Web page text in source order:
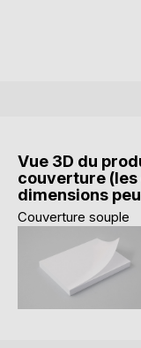
Vue 3D du
couverture
dimensions
Couverture souple